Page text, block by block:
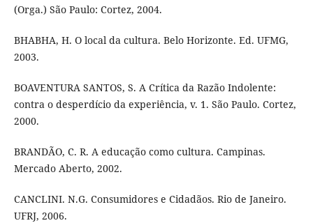
(Orga.) São Paulo: Cortez, 2004.
BHABHA, H. O local da cultura. Belo Horizonte. Ed. UFMG,
2003.
BOAVENTURA SANTOS, S. A Crítica da Razão Indolente:
contra o desperdício da experiência, v. 1. São Paulo. Cortez,
2000.
BRANDÃO, C. R. A educação como cultura. Campinas.
Mercado Aberto, 2002.
CANCLINI. N.G. Consumidores e Cidadãos. Rio de Janeiro.
UFRJ, 2006.